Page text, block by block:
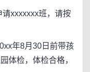
xxxxxxx班，请按
年8月30日前带孩
体检，体检合格，